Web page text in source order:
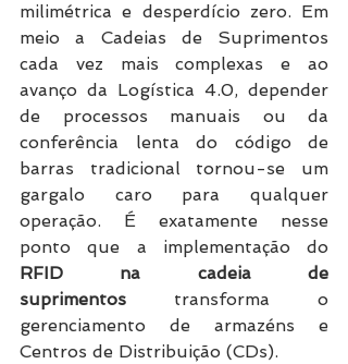
milimétrica e desperdício zero. Em
meio a Cadeias de Suprimentos
cada vez mais complexas e ao
avanço da Logística 4.0, depender
de processos manuais ou da
conferência lenta do código de
barras tradicional tornou-se um
gargalo caro para qualquer
operação. É exatamente nesse
RFID na cadeia de
suprimentos transforma o
gerenciamento de armazéns e
Centros de Distribuição (CDs).